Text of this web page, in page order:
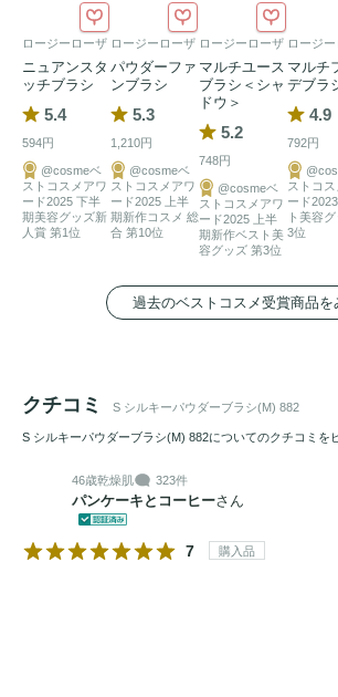
ロージーローザ
ニュアンスタ
ッチブラシ
5.4
594円
@cosmeベ
ストコスメアワ
ード2025 下半
期美容グッズ新
人賞 第1位
ロージーローザ
パウダーファ
ンブラシ
5.3
1,210円
@cosmeベ
ストコスメアワ
ード2025 上半
期新作コスメ 総
合 第10位
ロージーローザ
マルチユース
ブラシ＜シャ
ドウ＞
5.2
748円
@cosmeベ
ストコスメアワ
ード2025 上半
期新作ベスト美
容グッズ 第3位
ロージ
マルチ
デブラ
4.9
792円
ストコ
ード
ト美容
3位
過去のベストコスメ受賞商品を
クチコミ S シルキーパウダーブラシ(M) 882
S シルキーパウダーブラシ(M) 882についてのクチコミを
46歳乾燥肌 323件
パンケーキとコーヒーさん
7 購入品